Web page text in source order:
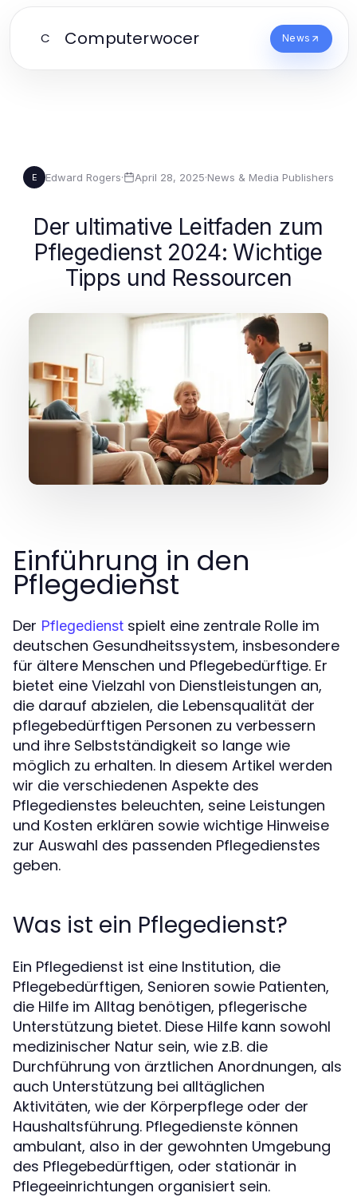
C Computerwocer News
E Edward Rogers· April 28, 2025·News & Media Publishers
Der ultimative Leitfaden zum
Pflegedienst 2024: Wichtige
Tipps und Ressourcen
Einführung in den
Pflegedienst
Der Pflegedienst spielt eine zentrale Rolle im
deutschen Gesundheitssystem, insbesondere
für ältere Menschen und Pflegebedürftige. Er
bietet eine Vielzahl von Dienstleistungen an,
die darauf abzielen, die Lebensqualität der
pflegebedürftigen Personen zu verbessern
und ihre Selbstständigkeit so lange wie
möglich zu erhalten. In diesem Artikel werden
wir die verschiedenen Aspekte des
Pflegedienstes beleuchten, seine Leistungen
und Kosten erklären sowie wichtige Hinweise
zur Auswahl des passenden Pflegedienstes
geben.
Was ist ein Pflegedienst?
Ein Pflegedienst ist eine Institution, die
Pflegebedürftigen, Senioren sowie Patienten,
die Hilfe im Alltag benötigen, pflegerische
Unterstützung bietet. Diese Hilfe kann sowohl
medizinischer Natur sein, wie z.B. die
Durchführung von ärztlichen Anordnungen, als
auch Unterstützung bei alltäglichen
Aktivitäten, wie der Körperpflege oder der
Haushaltsführung. Pflegedienste können
ambulant, also in der gewohnten Umgebung
des Pflegebedürftigen, oder stationär in
Pflegeeinrichtungen organisiert sein.